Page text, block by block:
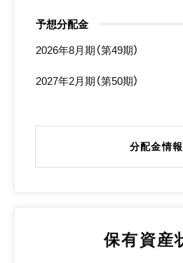
予想分配金
2026年8月期（第49期）
2027年2月期（第50期）
分配金情報
保有資産